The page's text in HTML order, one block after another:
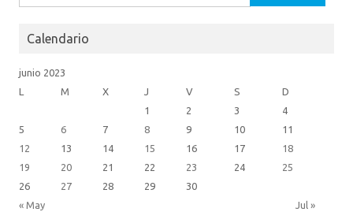
Calendario
junio 2023
L
M X J V S D
« May Jul »
1 2 3
4
5
6 7 8 9 10
11
12
13 14 15 16 17
18
19
20 21 22 23 24
25
26
27 28 29 30